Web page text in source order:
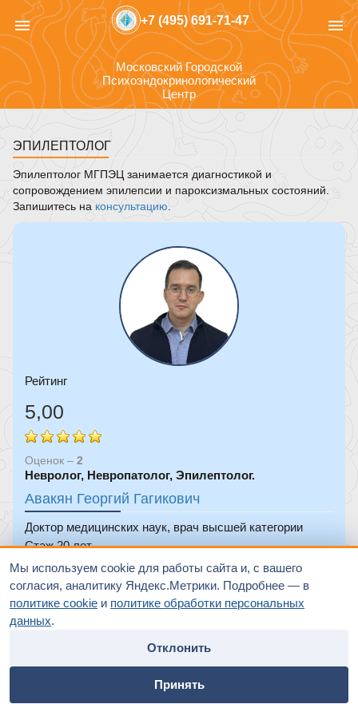
Мы используем cookie для работы сайта и, с вашего
согласия, аналитику Яндекс.Метрики. Подробнее — в
политике cookie и политике обработки персональных
данных.
Отклонить
Принять
menu +7 (495) 691-71-47 menu
Московский Городской
Психоэндокринологический
Центр
ЭПИЛЕПТОЛОГ
Эпилептолог МГПЭЦ занимается диагностикой и
сопровождением эпилепсии и пароксизмальных состояний.
Запишитесь на консультацию
Рейтинг
5,00
Оценок – 2
Невролoг, Невропатолог, Эпилептолог.
Авакян Георгий Гагикович
Доктор медицинских наук, врач высшей категории
Стаж 20 лет
Принимает пациентов в возрасте c 18 лет
СВОБОДНОЕ ВРЕМЯ